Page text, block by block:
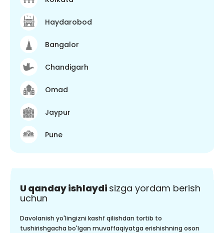
Haydarobod
Bangalor
Chandigarh
Omad
Jaypur
Pune
U qanday ishlaydi sizga yordam berish
uchun
Davolanish yo'lingizni kashf qilishdan tortib to
tushirishgacha bo'lgan muvaffaqiyatga erishishning oson